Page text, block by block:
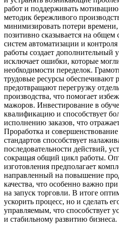
работ и поддерживать
методик бережливого
минимизировать потери
позитивно сказывается на общем
систем автоматизации и контроля
работы создает дополнительный
исключает ошибки, которые
необходимости переделок.
трудовые ресурсы обеспечивают
предотвращают перегрузку
производства, что помогает
мажоров. Инвестирование в
квалификацию и способствует
исполнению заказов, что
Проработка и
стандартов способствует
последовательности действий,
сокращая общий цикл работы.
изготовления предполагает
направленный на повышение
качества, что особенно важно
на запуск торговли. В итоге
ускорить процесс, но и сделать
управляемым, что способствует
и стабильному развитию бизнеса.